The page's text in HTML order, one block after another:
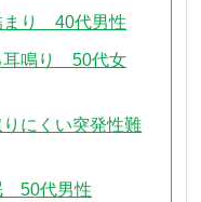
まり 40代男性
耳鳴り 50代女
りにくい突発性難
50代男性